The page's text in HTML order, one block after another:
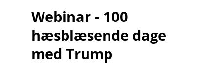
Webinar - 100
hæsblæsende dage
med Trump